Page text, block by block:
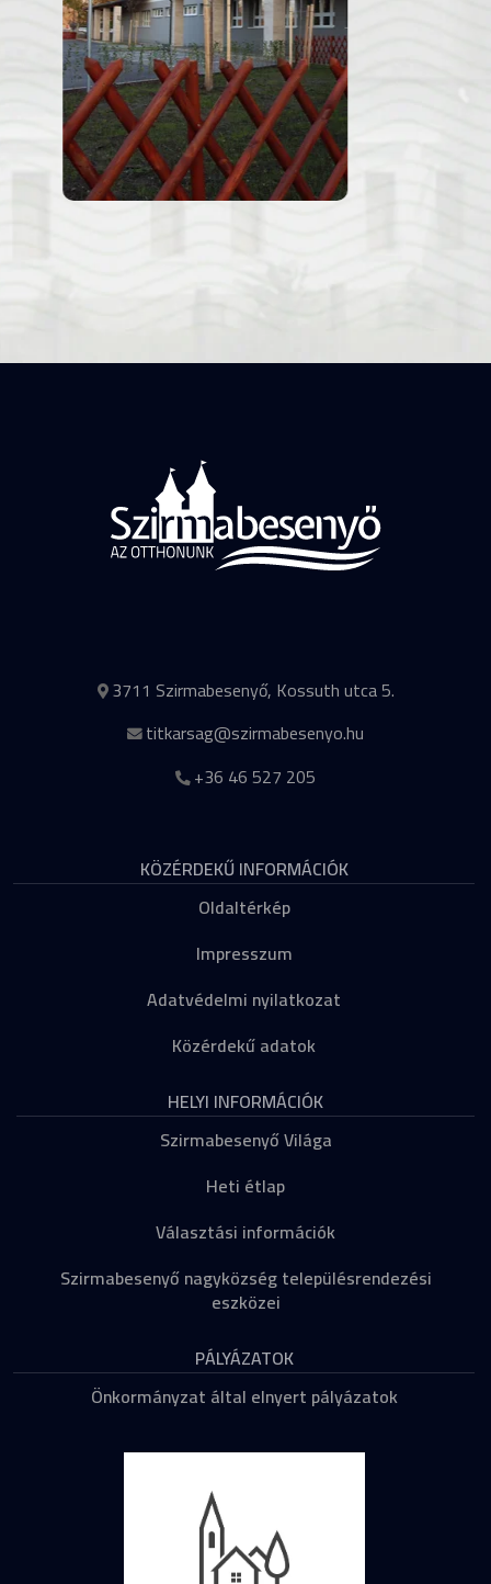
3711 Szirmabesenyő, Kossuth utca 5.
titkarsag@szirmabesenyo.hu
+36 46 527 205
KÖZÉRDEKŰ INFORMÁCIÓK
Oldaltérkép
Impresszum
Adatvédelmi nyilatkozat
Közérdekű adatok
HELYI INFORMÁCIÓK
Szirmabesenyő Világa
Heti étlap
Választási információk
Szirmabesenyő nagyközség településrendezési
eszközei
PÁLYÁZATOK
Önkormányzat által elnyert pályázatok